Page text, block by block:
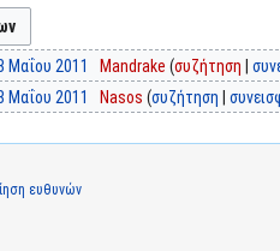
Μαΐου 2011 Mandrake συζήτηση
Μαΐου 2011 Nasos συζήτηση
ευθυνών